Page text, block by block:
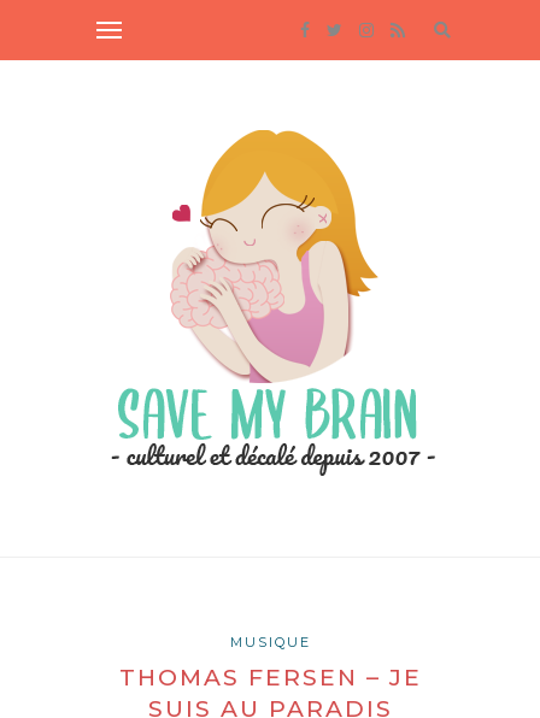
MUSIQUE
THOMAS FERSEN – JE
SUIS AU PARADIS